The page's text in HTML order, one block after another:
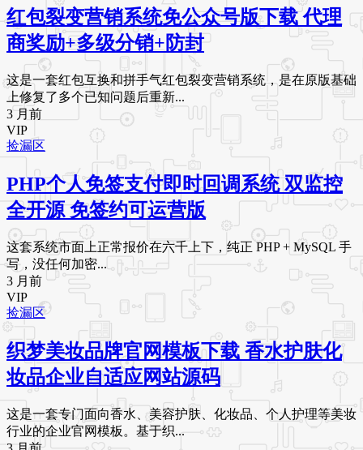
红包裂变营销系统免公众号版下载 代理
商奖励+多级分销+防封
这是一套红包互换和拼手气红包裂变营销系统，是在原版基础
上修复了多个已知问题后重新...
3 月前
VIP
捡漏区
PHP个人免签支付即时回调系统 双监控
全开源 免签约可运营版
这套系统市面上正常报价在六千上下，纯正 PHP + MySQL 手
写，没任何加密...
3 月前
VIP
捡漏区
织梦美妆品牌官网模板下载 香水护肤化
妆品企业自适应网站源码
这是一套专门面向香水、美容护肤、化妆品、个人护理等美妆
行业的企业官网模板。基于织...